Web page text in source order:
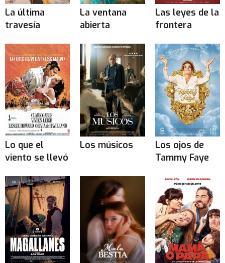
La última
travesía
La ventana
abierta
Las leyes de la
frontera
Lo que el
viento se llevó
Los músicos
Los ojos de
Tammy Faye